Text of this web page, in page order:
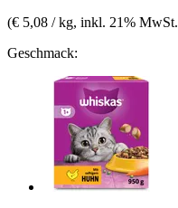
(€ 5,08 / kg, inkl. 21% MwSt.
Geschmack: